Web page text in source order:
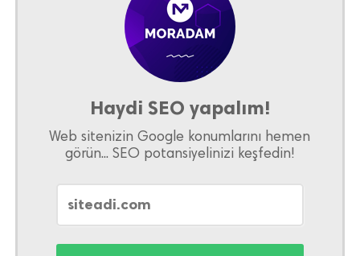
Haydi SEO yapalım!
Web sitenizin Google konumlarını hemen
görün... SEO potansiyelinizi keşfedin!